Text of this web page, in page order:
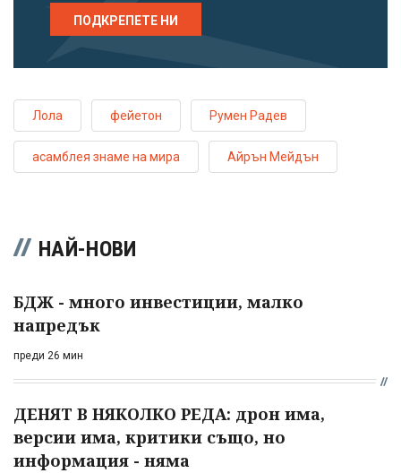
ПОДКРЕПЕТЕ НИ
Лола фейетон Румен Радев
асамблея знаме на мира Айрън Мейдън
НАЙ-НОВИ
БДЖ - много инвестиции, малко
напредък
преди 26 мин
ДЕНЯТ В НЯКОЛКО РЕДА: дрон има,
версии има, критики също, но
информация - няма